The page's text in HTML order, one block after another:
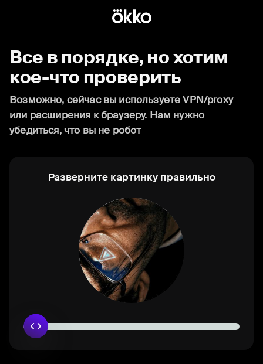
Все в порядке, но хотим
кое-что проверить
Возможно, сейчас вы используете VPN/proxy
или расширения к браузеру. Нам нужно
убедиться, что вы не робот
Разверните картинку правильно